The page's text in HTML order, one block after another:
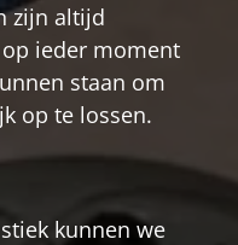
zijn altijd
ieder moment
staan om
op te lossen.
kunnen we